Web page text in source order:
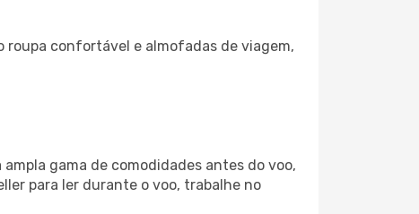
roupa confortável e almofadas de viagem,
gama de comodidades antes do voo,
para ler durante o voo, trabalhe no